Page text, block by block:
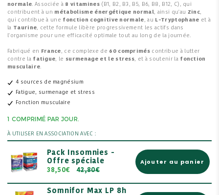
normale. Associée à 8 vitamines(B1, B2, B3, B5, B6, B8, B12, C), qui
contribuent à un métabolisme énergétique normal, ainsi qu'au Zinc,
qui contribue à une fonction cognitive normale, au L-Tryptophane et à
la Taurine, cette formule libère progressivement les actifs dans
l'organisme pour une efficacité optimale tout au long de la journée.
Fabriqué en France, ce complexe de 6 0 comprimés contribue à lutter
contre la fatigue, le surmenage et le stress, et à soutenir la fonction
musculaire.
4 sources de magnésium
Fatigue, surmenage et stress
Fonction musculaire
1 COMPRIMÉ PAR JOUR.
À UTILISER EN ASSOCIATION AVEC :
Pack Insomnies -
Offre spéciale
38,50€ 42,80€
Ajouter au panier
Somnifor Max LP 8h